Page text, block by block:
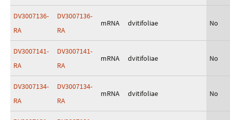
DV3007136-
RA
DV3007136-
RA
mRNA dvitifoliae No
DV3007141-
RA
DV3007141-
RA
mRNA dvitifoliae No
DV3007134-
RA
DV3007134-
RA
mRNA dvitifoliae No